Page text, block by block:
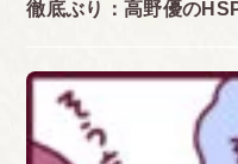
徹底ぶり：高野優の